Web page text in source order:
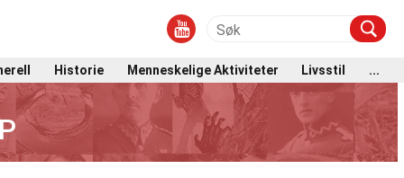
Historie Menneskelige Aktiviteter Livsstil ...